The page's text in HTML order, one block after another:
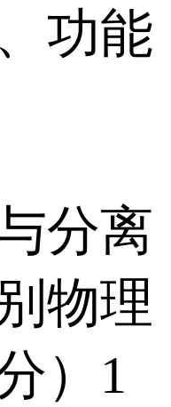
功能
分离
物理
）1